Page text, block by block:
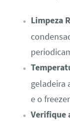
Limpeza
geladeira
e o
Verifique